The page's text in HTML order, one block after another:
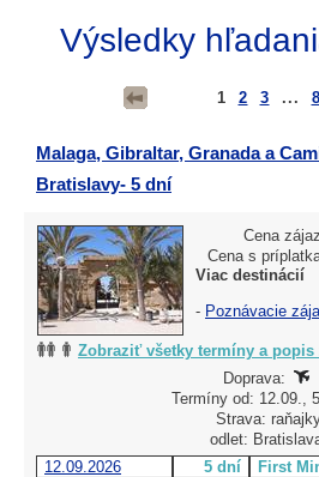
Výsledky
1 2 3 ... 8
Malaga, Gibraltar, Granada a
Bratislavy- 5 dní
Cena
Cena s
Viac destinácií
- Poznávacie
Zobraziť všetky termíny a popis
Doprava:
Termíny od: 12.09.,
Strava:
odlet:
12.09.2026
5 dní
First